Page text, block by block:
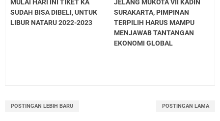
MULAI HARI INI TIKET KA
SUDAH BISA DIBELI, UNTUK
LIBUR NATARU 2022-2023
JELANG MUKOTA VII KADIN
SURAKARTA, PIMPINAN
TERPILIH HARUS MAMPU
MENJAWAB TANTANGAN
EKONOMI GLOBAL
POSTINGAN LEBIH BARU POSTINGAN LAMA